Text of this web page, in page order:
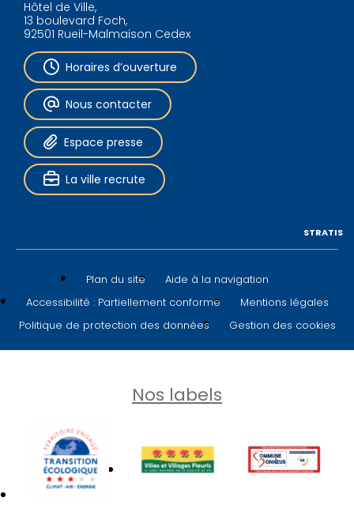
Hôtel de Ville,
13 boulevard Foch,
92501 Rueil-Malmaison Cedex
Horaires d’ouverture
Nous contacter
Espace presse
La ville recrute
Plan du site
Aide à la navigation
Accessibilité : Partiellement conforme
Mentions légales
Politique de protection des données
Gestion des cookies
STRATIS
Nos labels